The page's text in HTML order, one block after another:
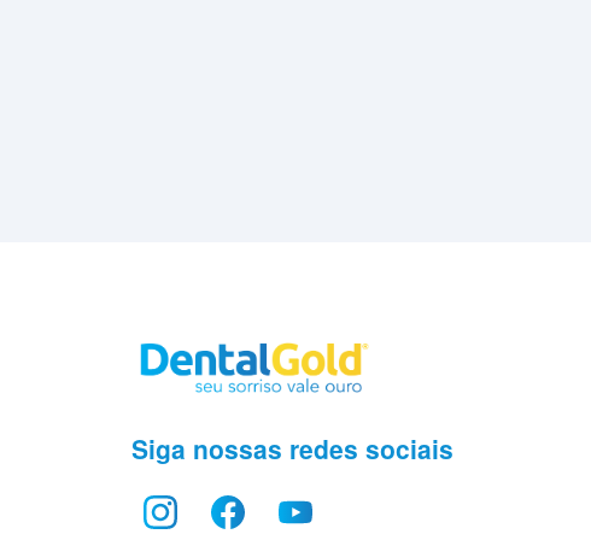
Siga nossas redes sociais